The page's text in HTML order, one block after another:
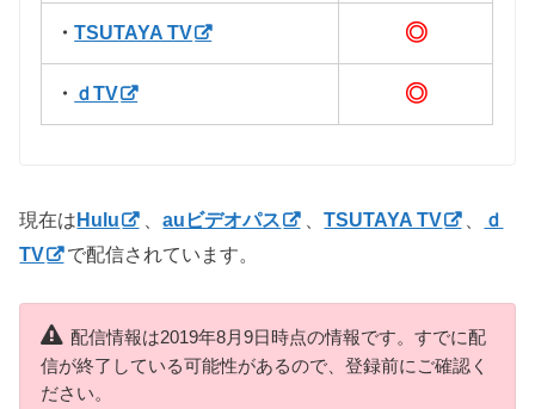
・TSUTAYA TV ◎
・ ｄTV ◎
現在は Hulu 、auビデオパス 、TSUTAYA TV
ｄ
TV
で配信されています。
配信情報は2019年8月9日時点の情報です。すでに配
信が終了している可能性があるので、登録前にご確認く
ださい。